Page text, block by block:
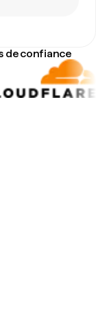
de confiance